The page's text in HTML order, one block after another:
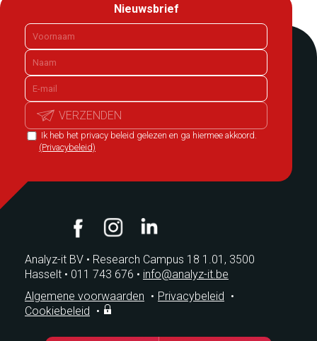
Nieuwsbrief
Ik heb het privacy beleid gelezen en ga hiermee akkoord.
(Privacybeleid)
VERZENDEN
Analyz-it BV • Research Campus 18 1.01, 3500
Hasselt • 011 743 676 • info@analyz-it.be
Algemene voorwaarden • Privacybeleid
•
Cookiebeleid
•